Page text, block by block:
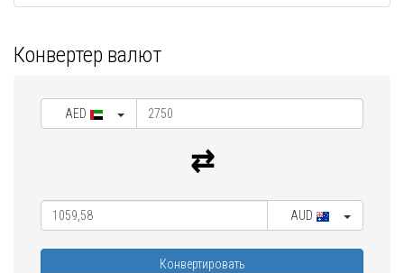
Конвертер валют
AED
AUD
Конвертировать